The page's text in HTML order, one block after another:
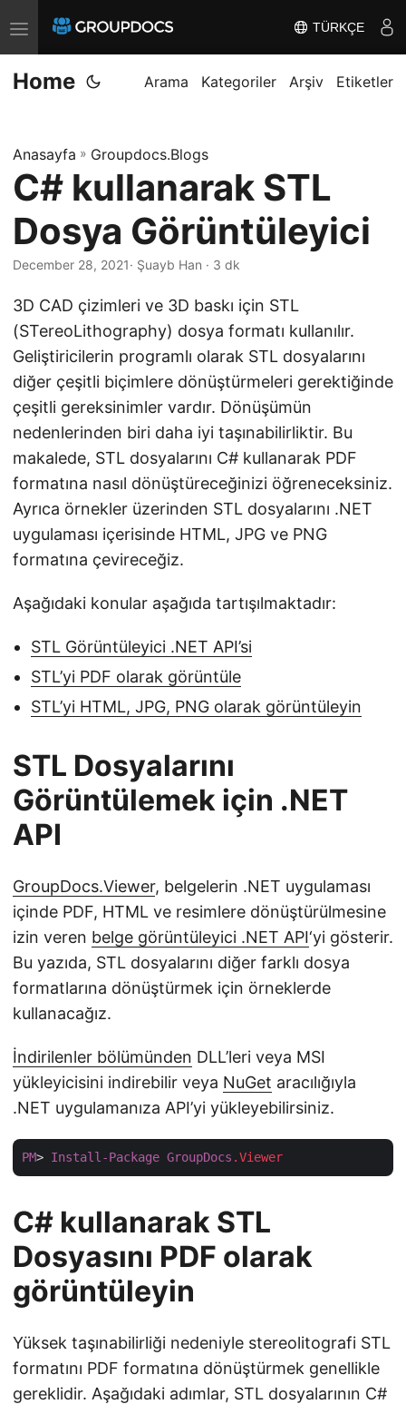
T
o
g
e
n
v
i
a
t
i
o
n
TÜRKÇE
Home Arama Kategoriler Arşiv Etiketler
Anasayfa » Groupdocs.Blogs
C# kullanarak STL
Dosya Görüntüleyici
December 28, 2021· Şuayb Han · 3 dk
3D CAD çizimleri ve 3D baskı için STL
(STereoLithography) dosya formatı kullanılır.
Geliştiricilerin programlı olarak STL dosyalarını
diğer çeşitli biçimlere dönüştürmeleri gerektiğinde
çeşitli gereksinimler vardır. Dönüşümün
nedenlerinden biri daha iyi taşınabilirliktir. Bu
makalede, STL dosyalarını C# kullanarak PDF
formatına nasıl dönüştüreceğinizi öğreneceksiniz.
Ayrıca örnekler üzerinden STL dosyalarını .NET
uygulaması içerisinde HTML, JPG ve PNG
formatına çevireceğiz.
Aşağıdaki konular aşağıda tartışılmaktadır:
STL Görüntüleyici .NET API’si
STL’yi PDF olarak görüntüle
STL’yi HTML, JPG, PNG olarak görüntüleyin
STL Dosyalarını
Görüntülemek için .NET
API
GroupDocs.Viewer, belgelerin .NET uygulaması
içinde PDF, HTML ve resimlere dönüştürülmesine
izin veren belge görüntüleyici .NET API‘yi gösterir.
Bu yazıda, STL dosyalarını diğer farklı dosya
formatlarına dönüştürmek için örneklerde
kullanacağız.
İndirilenler bölümünden DLL’leri veya MSI
yükleyicisini indirebilir veya NuGet aracılığıyla
.NET uygulamanıza API’yi yükleyebilirsiniz.
PM> Install-Package GroupDocs .Viewer
C# kullanarak STL
Dosyasını PDF olarak
görüntüleyin
Yüksek taşınabilirliği nedeniyle stereolitografi STL
formatını PDF formatına dönüştürmek genellikle
gereklidir. Aşağıdaki adımlar, STL dosyalarının C#